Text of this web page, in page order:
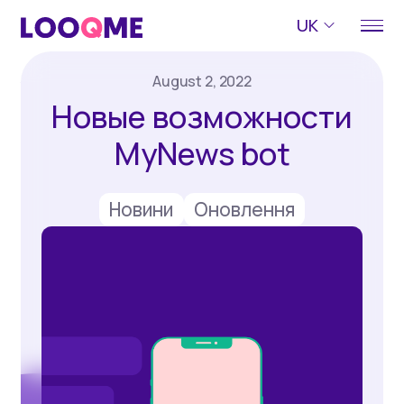
UK
August 2, 2022
Новые возможности
MyNews bot
Новини Оновлення